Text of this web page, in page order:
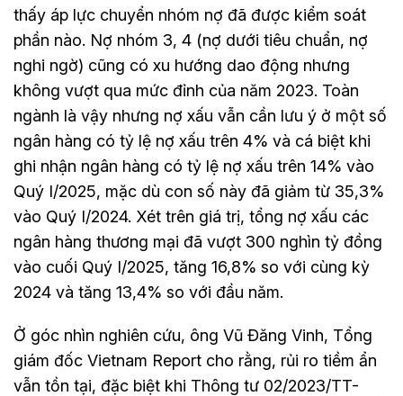
thấy áp lực chuyển nhóm nợ đã được kiểm soát
phần nào. Nợ nhóm 3, 4 (nợ dưới tiêu chuẩn, nợ
nghi ngờ) cũng có xu hướng dao động nhưng
không vượt qua mức đỉnh của năm 2023. Toàn
ngành là vậy nhưng nợ xấu vẫn cần lưu ý ở một số
ngân hàng có tỷ lệ nợ xấu trên 4% và cá biệt khi
ghi nhận ngân hàng có tỷ lệ nợ xấu trên 14% vào
Quý I/2025, mặc dù con số này đã giảm từ 35,3%
vào Quý I/2024. Xét trên giá trị, tổng nợ xấu các
ngân hàng thương mại đã vượt 300 nghìn tỷ đồng
vào cuối Quý I/2025, tăng 16,8% so với cùng kỳ
2024 và tăng 13,4% so với đầu năm.
Ở góc nhìn nghiên cứu, ông Vũ Đăng Vinh, Tổng
giám đốc Vietnam Report cho rằng, rủi ro tiềm ẩn
vẫn tồn tại, đặc biệt khi Thông tư 02/2023/TT-